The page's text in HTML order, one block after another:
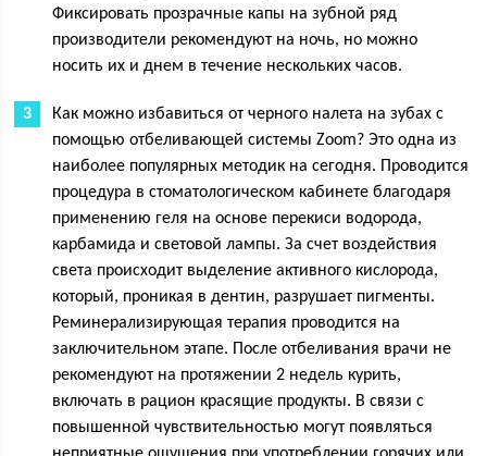
Фиксировать прозрачные капы на зубной ряд
производители рекомендуют на ночь, но можно
носить их и днем в течение нескольких часов.
Как можно избавиться от черного налета на зубах с
помощью отбеливающей системы Zoom? Это одна из
наиболее популярных методик на сегодня. Проводится
процедура в стоматологическом кабинете благодаря
применению геля на основе перекиси водорода,
карбамида и световой лампы. За счет воздействия
света происходит выделение активного кислорода,
который, проникая в дентин, разрушает пигменты.
Реминерализирующая терапия проводится на
заключительном этапе. После отбеливания врачи не
рекомендуют на протяжении 2 недель курить,
включать в рацион красящие продукты. В связи с
повышенной чувствительностью могут появляться